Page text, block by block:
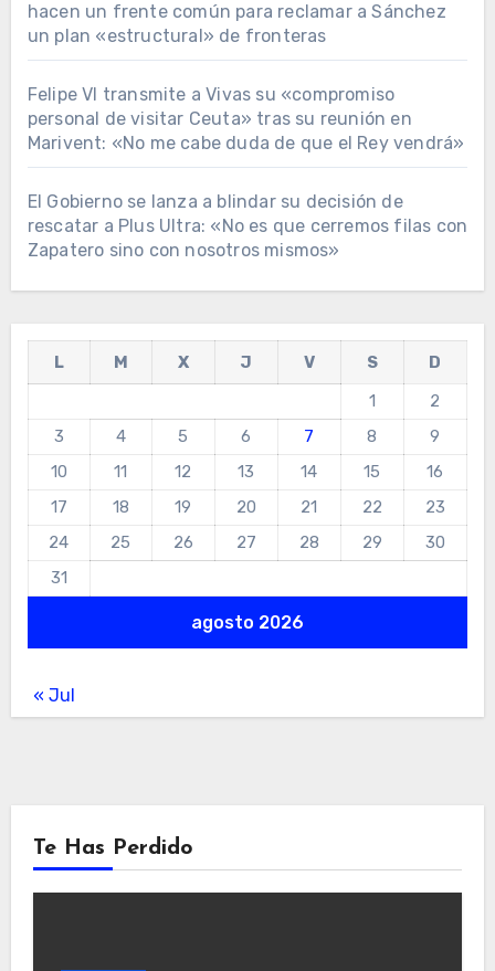
hacen un frente común para reclamar a Sánchez
un plan «estructural» de fronteras
Felipe VI transmite a Vivas su «compromiso
personal de visitar Ceuta» tras su reunión en
Marivent: «No me cabe duda de que el Rey vendrá»
El Gobierno se lanza a blindar su decisión de
rescatar a Plus Ultra: «No es que cerremos filas con
Zapatero sino con nosotros mismos»
agosto 2026
L M X J V S
D
1
2
3
4 5 6 7 8
9
10
11 12 13 14 15
16
17
18 19 20 21 22
23
24
25 26 27 28 29
30
31
« Jul
Te Has Perdido